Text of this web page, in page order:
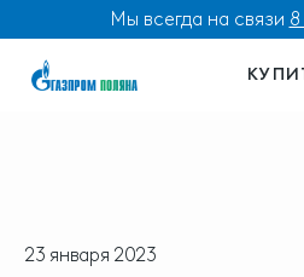
Мы всегда на связи
23 января 2023